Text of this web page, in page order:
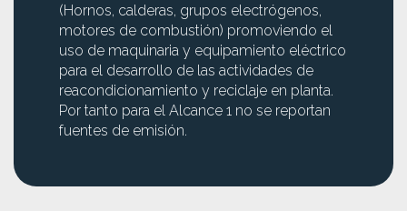
(Hornos, calderas, grupos electrógenos,
motores de combustión) promoviendo el
uso de maquinaria y equipamiento eléctrico
para el desarrollo de las actividades de
reacondicionamiento y reciclaje en planta.
Por tanto para el Alcance 1 no se reportan
fuentes de emisión.